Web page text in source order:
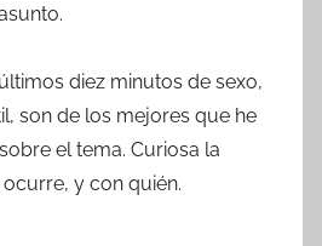
diez minutos de sexo,
son de los mejores que he
el tema. Curiosa la
y con quién.